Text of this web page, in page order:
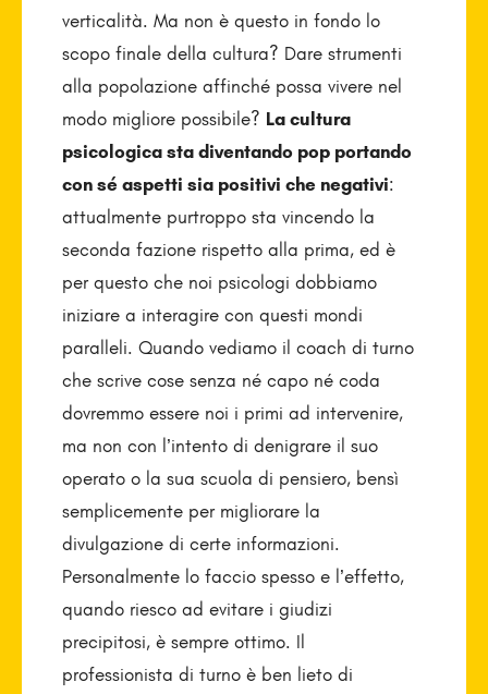
verticalità. Ma non è questo in fondo lo
scopo finale della cultura? Dare strumenti
alla popolazione affinché possa vivere nel
modo migliore possibile? La cultura
psicologica sta diventando pop portando
con sé aspetti sia positivi che negativi:
attualmente purtroppo sta vincendo la
seconda fazione rispetto alla prima, ed è
per questo che noi psicologi dobbiamo
iniziare a interagire con questi mondi
paralleli. Quando vediamo il coach di turno
che scrive cose senza né capo né coda
dovremmo essere noi i primi ad intervenire,
ma non con l’intento di denigrare il suo
operato o la sua scuola di pensiero, bensì
semplicemente per migliorare la
divulgazione di certe informazioni.
Personalmente lo faccio spesso e l’effetto,
quando riesco ad evitare i giudizi
precipitosi, è sempre ottimo. Il
professionista di turno è ben lieto di